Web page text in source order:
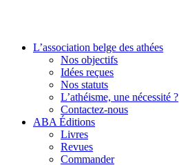
L’association belge des athées
Nos objectifs
Idées reçues
Nos statuts
L’athéisme, une nécessité ?
Contactez-nous
ABA Éditions
Livres
Revues
Commander